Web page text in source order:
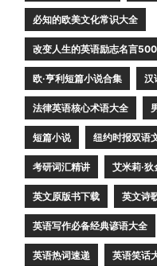
必知的欧美文化常识大全
改变人生的英语励志名言
欧·亨利短篇小说合集 汉
法律英语核心术语大全
短篇小说 纽约时报双语
考研词汇精讲 艾米莉·
英文原版书下载 英文诗
英语写作必备经典谚语大全
英语热词速递 英语笑话